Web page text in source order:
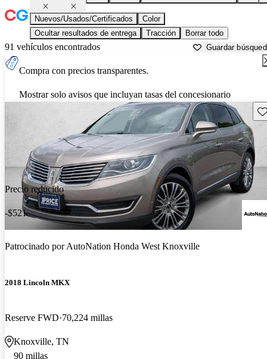
Nuevos/Usados/Certificados
Color
Ocultar resultados de entrega
Tracción Borrar todo
91 vehículos encontrados Guardar
Compra con precios transparentes.
Mostrar solo avisos que incluyan tasas del concesionario
Precio reducido
-$521
Patrocinado porAutoNation Honda West Knoxville
2018 Lincoln MKX
Reserve FWD 70,224 millas
Knoxville, TN
90 millas